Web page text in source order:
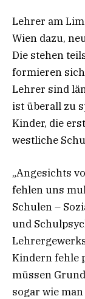
Lehrer am
Wien dazu,
Die stehen
formieren
Lehrer sind
ist überall zu
Kinder, die
westliche
„Angesichts
fehlen uns
Schulen –
und
Kindern fehle
müssen
sogar wie